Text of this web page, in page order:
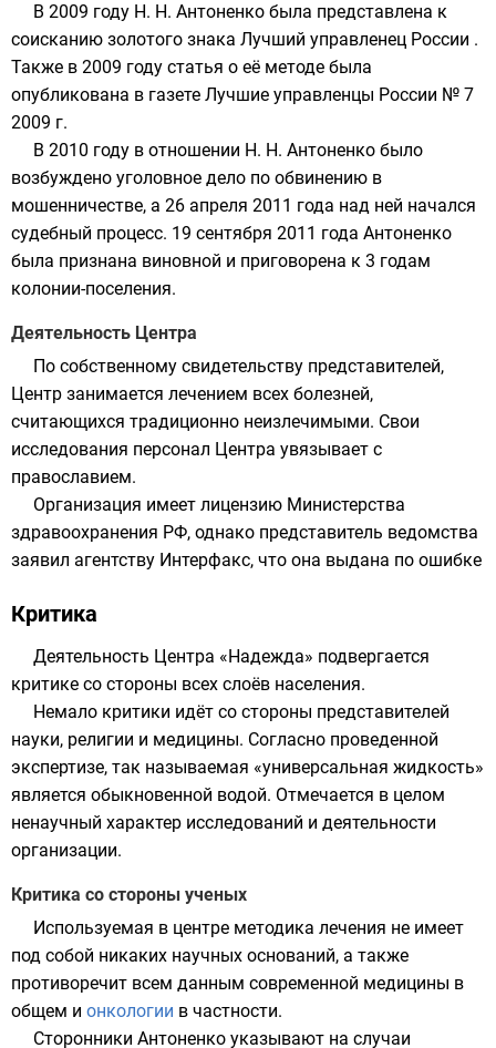
В 2009 году Н. Н. Антоненко была представлена к
соисканию золотого знака Лучший управленец России .
Также в 2009 году статья о её методе была
опубликована в газете Лучшие управленцы России № 7
2009 г.
В 2010 году в отношении Н. Н. Антоненко было
возбуждено уголовное дело по обвинению в
мошенничестве, а 26 апреля 2011 года над ней начался
судебный процесс. 19 сентября 2011 года Антоненко
была признана виновной и приговорена к 3 годам
колонии-поселения.
Деятельность Центра
По собственному свидетельству представителей,
Центр занимается лечением всех болезней,
считающихся традиционно неизлечимыми. Свои
исследования персонал Центра увязывает с
православием.
Организация имеет лицензию Министерства
здравоохранения РФ, однако представитель ведомства
заявил агентству Интерфакс, что она выдана по ошибке
Критика
Деятельность Центра «Надежда» подвергается
критике со стороны всех слоёв населения.
Немало критики идёт со стороны представителей
науки, религии и медицины. Согласно проведенной
экспертизе, так называемая «универсальная жидкость»
является обыкновенной водой. Отмечается в целом
ненаучный характер исследований и деятельности
организации.
Критика со стороны ученых
Используемая в центре методика лечения не имеет
под собой никаких научных оснований, а также
противоречит всем данным современной медицины в
общем и онкологии в частности.
Сторонники Антоненко указывают на случаи